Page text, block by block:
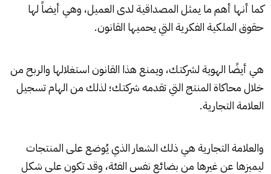
كما أنها أهم ما يمثل المصداقية لدى العميل، وهي أيضاً لها
حقوق الملكية الفكرية التي يحميها القانون.
هي أيضًا الهوية لشركتك، ويمنع هذا القانون استغلالها والربح من
خلال محاكاة المنتج التي تقدمه شركتك؛ لذلك من الهام تسجيل
العلامة التجارية.
والعلامة التجارية هي ذلك الشعار الذي يُوضع على المنتجات
ليميزها عن غيرها من بضائع نفس الفئة، وقد تكون على شكل